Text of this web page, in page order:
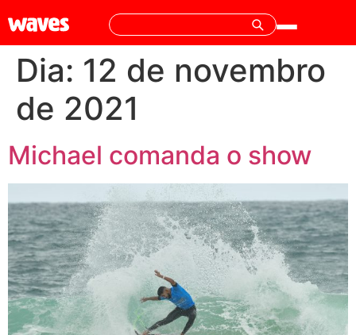
Dia: 12 de novembro
de 2021
Michael comanda o show